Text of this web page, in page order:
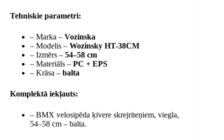
Tehniskie parametri:
– Marka – Vozinska
– Modelis – Wozinsky HT-38CM
– Izmērs – 54–58 cm
– Materiāls – PC + EPS
– Krāsa – balta
Komplektā iekļauts:
– BMX velosipēda ķivere skrejriteņiem, viegla,
54–58 cm – balta.